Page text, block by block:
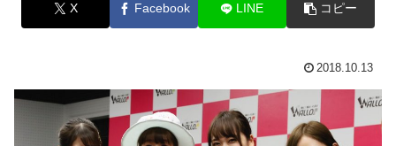
X Facebook LINE コピー
2018.10.13